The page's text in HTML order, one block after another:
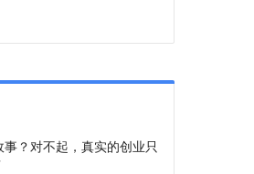
？对不起，真实的创业只